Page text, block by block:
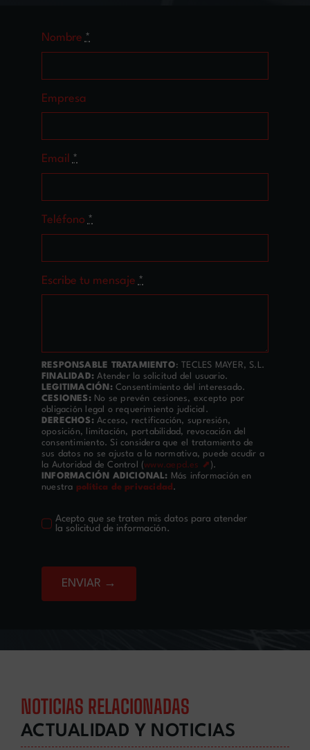
Nombre *
Empresa
Email *
Teléfono *
Escribe tu mensaje *
RESPONSABLE TRATAMIENTO: TECLES MAYER, S.L.
FINALIDAD: Atender la solicitud del usuario.
LEGITIMACIÓN:Consentimiento del interesado.
CESIONES:No se prevén cesiones, excepto por
obligación legal o requerimiento judicial.
DERECHOS:Acceso, rectificación, supresión,
oposición, limitación, portabilidad, revocación del
consentimiento. Si considera que el tratamiento de
sus datos no se ajusta a la normativa, puede acudir a
la Autoridad de Control (www.aepd.es ⬈ ).
INFORMACIÓN ADICIONAL: Más información en
nuestra política de privacidad .
Acepto que se traten mis datos para atender
la solicitud de información.
ENVIAR →
NOTICIAS RELACIONADAS
ACTUALIDAD Y NOTICIAS